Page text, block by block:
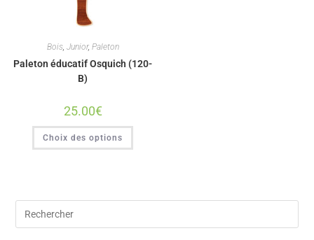
Bois, Junior, Paleton
Paleton éducatif Osquich (120-
B)
25.00€
Choix des options